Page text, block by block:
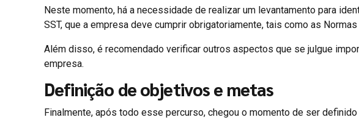
Neste momento, há a necessidade de realizar um levantamento para
SST, que a empresa deve cumprir obrigatoriamente, tais como as
Além disso, é recomendado verificar outros aspectos que se julgue
empresa.
Definição de objetivos e metas
Finalmente, após todo esse percurso, chegou o momento de ser